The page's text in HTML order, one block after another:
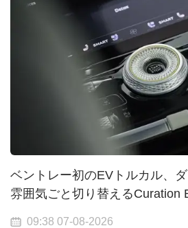
ベントレー初のEVトルカル、
雰囲気ごと切り替えるCuration
09:38 07-08-2026